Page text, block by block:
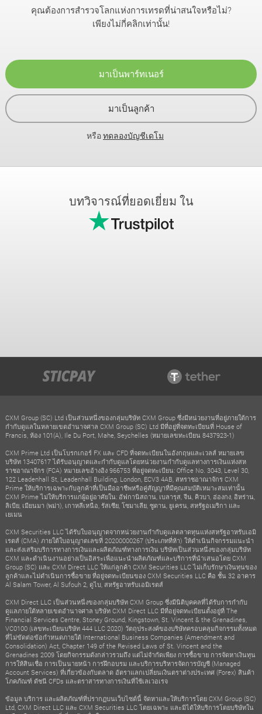
คุณต้องการสำรวจโลกแห่งการเทรดที่น่าสนใจหรือไม่?
เพียงไม่กี่คลิกเท่านั้น!
มาเป็นพาร์ทเนอร์
มาเป็นลูกค้า
หรือทดลองบัญชีเดโม
บทวิจารณ์ที่ยอดเยี่ยม ใน
CXM Group (SC) Ltd เป็นส่วนหนึ่งของกลุ่มบริษัท CXM Group ซึ่งมีหน่วยงานที่อยู่ภายใต้การ
กำกับดูแลในหลายเขตอำนาจศาล CXM Group (SC) Ltd มีที่อยู่ที่จดทะเบียนที่ House of
Francis, ห้อง 101(A), Ile Du Port, Mahe, Seychelles (หมายเลขทะเบียน 8437923-1)
CXM Prime Ltd เป็นโบรกเกอร์ FX และ CFD ที่จดทะเบียนในอังกฤษและเวลส์ หมายเลข
บริษัท 13407617 ได้รับอนุญาตและกำกับดูแลโดยหน่วยงานกำกับดูแลทางการเงินแห่งสห
ราชอาณาจักร (FCA) หมายเลขอ้างอิง 966753 ที่อยู่จดทะเบียน: Office No. 3043, Level 30,
122 Leadenhall St, Leadenhall Building, London, ECV3 4AB, สหราชอาณาจักร CXM
Prime ให้บริการเฉพาะกับลูกค้าที่เป็นมืออาชีพหรือคู่สัญญาที่มีคุณสมบัติเหมาะสมเท่านั้น
CXM Prime ไม่ให้บริการแก่ผู้อยู่อาศัยใน: อัฟกานิสถาน, เบลารุส, จีน, คิวบา, ฮ่องกง, อิหร่าน,
ลิเบีย, เมียนมา (พม่า), เกาหลีเหนือ, รัสเซีย, โซมาเลีย, ซูดาน, ยูเครน, สหรัฐอเมริกา และ
เยเมน
CXM Securities LLC ได้รับใบอนุญาตจากหน่วยงานกำกับดูแลตลาดทุนแห่งสหรัฐอาหรับเอมิ
เรตส์ (CMA) ภายใต้ใบอนุญาตเลขที่ 20200000267 (ประเภทที่ห้า) ให้ดำเนินกิจกรรมแนะนำ
และส่งเสริมบริการทางการเงินและผลิตภัณฑ์ทางการเงิน บริษัทเป็นส่วนหนึ่งของกลุ่มบริษัท
CXM และดำเนินงานอย่างเป็นอิสระเพื่อแนะนำผลิตภัณฑ์และบริการที่นำเสนอโดย CXM
Group (SC) และ CXM Direct LLC ให้แก่ลูกค้า CXM Securities LLC ไม่เก็บรักษาเงินทุนของ
ลูกค้าและไม่ดำเนินการซื้อขาย ที่อยู่จดทะเบียนของ CXM Securities LLC คือ ชั้น 32 อาคาร
Al Salam Tower, Al Sufouh 2, ดูไบ, สหรัฐอาหรับเอมิเรตส์
CXM Direct LLC เป็นส่วนหนึ่งของกลุ่มบริษัท CXM Group ซึ่งมีนิติบุคคลที่ได้รับการกำกับ
ดูแลภายใต้หลายเขตอำนาจศาล บริษัท CXM Direct LLC มีที่อยู่จดทะเบียนตั้งอยู่ที่ The
Financial Services Centre, Stoney Ground, Kingstown, St. Vincent & the Grenadines,
VC0100 (เลขทะเบียนบริษัท 444 LLC 2020) วัตถุประสงค์ของบริษัทครอบคลุมกิจกรรมทั้งหมด
ที่ไม่ขัดต่อข้อกำหนดภายใต้ International Business Companies (Amendment and
Consolidation) Act, Chapter 149 of the Revised Laws of St. Vincent and the
Grenadines 2009 โดยกิจกรรมดังกล่าวรวมถึง แต่ไม่จำกัดเพียง การซื้อขาย การจัดหาเงินทุน
การให้สินเชื่อ การเป็นนายหน้า การฝึกอบรม และบริการบริหารจัดการบัญชี (Managed
Account Services) ที่เกี่ยวข้องกับตลาด อัตราแลกเปลี่ยนเงินตราต่างประเทศ (Forex) สินค้า
โภคภัณฑ์ ดัชนี CFDs และตราสารทางการเงินที่ใช้เลเวอเรจ
ข้อมูล บริการ และผลิตภัณฑ์ที่ปรากฏบนเว็บไซต์นี้ จัดหาและให้บริการโดย CXM Group (SC)
Ltd, CXM Direct LLC และ CXM Securities LLC โดยเฉพาะ และมิได้ให้บริการโดยบริษัทใน